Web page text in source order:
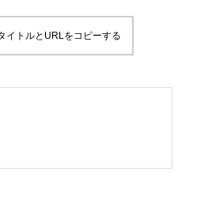
イトルとURLをコピーする